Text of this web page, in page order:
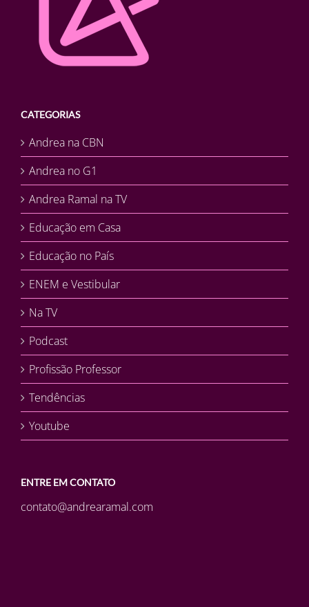
CATEGORIAS
Andrea na CBN
Andrea no G1
Andrea Ramal na TV
Educação em Casa
Educação no País
ENEM e Vestibular
Na TV
Podcast
Profissão Professor
Tendências
Youtube
ENTRE EM CONTATO
contato@andrearamal.com